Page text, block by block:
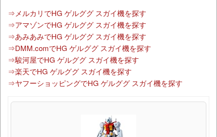
⇒メルカリでHG ゲルググ スガイ機を探す
⇒アマゾンでHG ゲルググ スガイ機を探す
⇒あみあみでHG ゲルググ スガイ機を探す
⇒DMM.comでHG ゲルググ スガイ機を探す
⇒駿河屋でHG ゲルググ スガイ機を探す
⇒楽天でHG ゲルググ スガイ機を探す
⇒ヤフーショッピングでHG ゲルググ スガイ機を探す